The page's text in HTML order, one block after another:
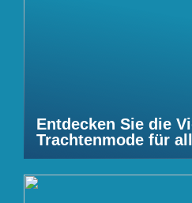
Entdecken Sie die
Trachtenmode für